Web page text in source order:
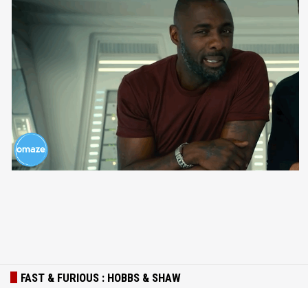
FAST & FURIOUS : HOBBS & SHAW